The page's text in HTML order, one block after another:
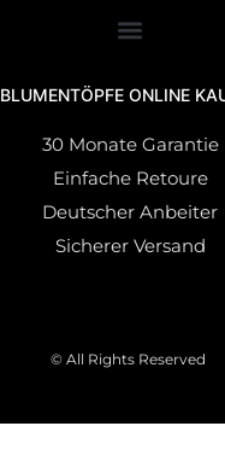
BLUMENTÖPFE ONLINE
30 Monate Garantie
Einfache Retoure
Deutscher Anbeiter
Sicherer Versand
© All Rights Reserved